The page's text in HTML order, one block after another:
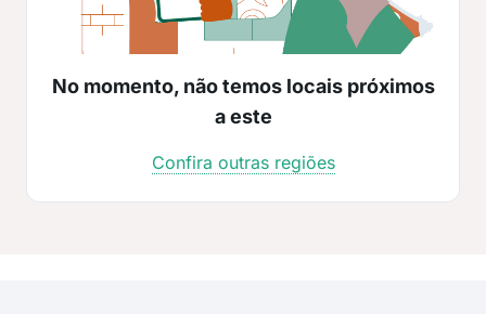
No momento, não temos locais próximos
a este
Confira outras regiões